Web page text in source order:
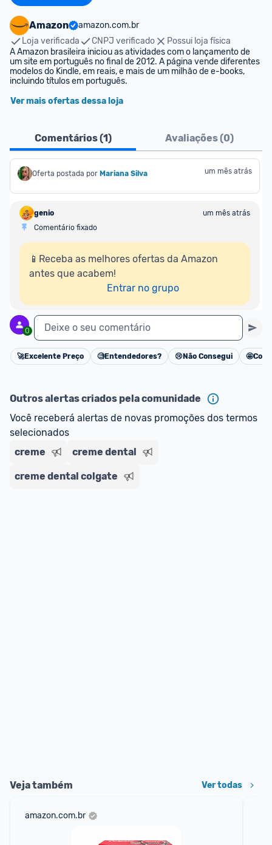
Amazon
amazon.com.br
Loja verificada
CNPJ verificado
Possui loja física
A Amazon brasileira iniciou as atividades com o lançamento de
um site em português no final de 2012. A página vende diferentes
modelos do Kindle, em reais, e mais de um milhão de e-books,
incluindo títulos em português.
Ver mais ofertas dessa loja
Comentários (1) Avaliações (0)
Oferta postada por Mariana Silva um mês atrás
genio
um mês atrás
Comentário fixado
📱Receba as melhores ofertas da Amazon
antes que acabem!
Entrar no grupo
0 Deixe o seu comentário
Cancelar
🚀Excelente Preço 🧐Entendedores? 😢 Não Consegui 🤩
Outros alertas criados pela comunidade
Você receberá alertas de novas promoções dos termos
selecionados
creme
creme dental
creme dental colgate
Veja também Ver todas
amazon.com.br